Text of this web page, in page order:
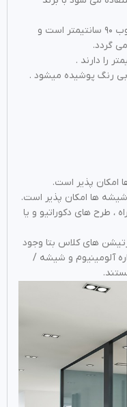
عرض درب استاندارد همراه با فریم چهارچوب ۹۰ سانتیمتر است و
گردد.
بی رنگ پوشیده میشود .
پذیر است.
ها امکان پذیر است.
، طرح های دکوراتیو و یا
های کلاس بتا وجود
آلومینیوم و شیشه /